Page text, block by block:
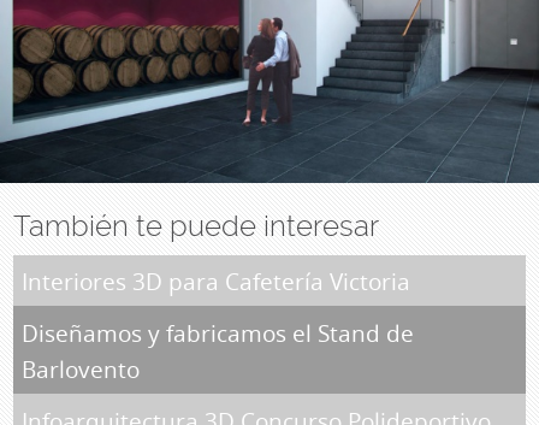
También te puede interesar
Interiores 3D para Cafetería Victoria
Diseñamos y fabricamos el Stand de
Barlovento